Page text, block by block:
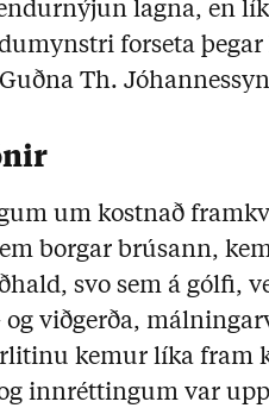
lagna, en
forseta
Th.
um kostnað
borgar brúsann,
svo sem á gólfi,
viðgerða,
kemur líka fram
innréttingum var